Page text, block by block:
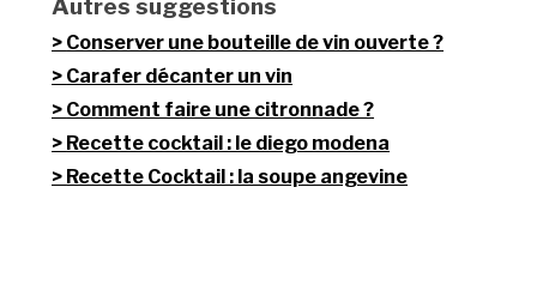
Autres suggestions
Conserver une bouteille de vin ouverte ?
Carafer décanter un vin
Comment faire une citronnade ?
Recette cocktail : le diego modena
Recette Cocktail : la soupe angevine